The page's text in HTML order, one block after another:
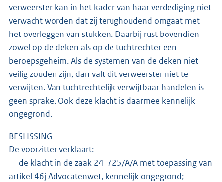
verweerster kan in het kader van haar verdediging niet
verwacht worden dat zij terughoudend omgaat met
het overleggen van stukken. Daarbij rust bovendien
zowel op de deken als op de tuchtrechter een
beroepsgeheim. Als de systemen van de deken niet
veilig zouden zijn, dan valt dit verweerster niet te
verwijten. Van tuchtrechtelijk verwijtbaar handelen is
geen sprake. Ook deze klacht is daarmee kennelijk
ongegrond.
BESLISSING
De voorzitter verklaart:
- de klacht in de zaak 24-725/A/A met toepassing van
artikel 46j Advocatenwet, kennelijk ongegrond;